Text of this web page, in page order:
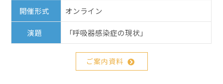
開催形式 オンライン
演題 「呼吸器感染症の現状」
ご案内資料